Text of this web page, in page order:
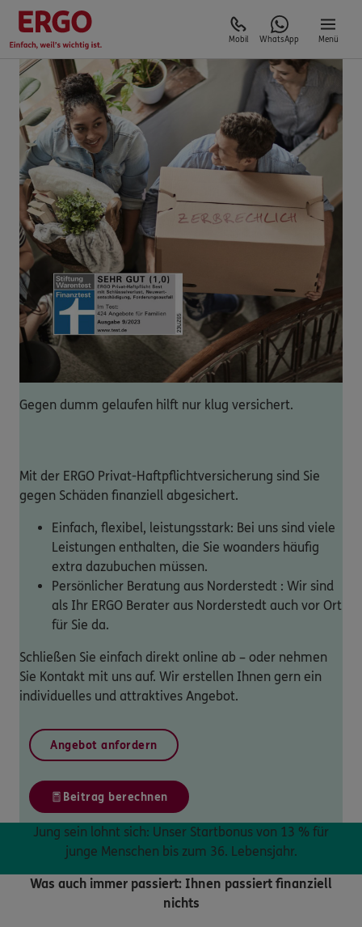
Mobil WhatsApp Menü
Gegen dumm gelaufen hilft nur klug versichert.
Mit der ERGO Privat-Haftpflichtversicherung sind Sie
gegen Schäden finanziell abgesichert.
Einfach, flexibel, leistungsstark: Bei uns sind viele
Leistungen enthalten, die Sie woanders häufig
extra dazubuchen müssen.
Persönlicher Beratung aus Norderstedt : Wir sind
als Ihr ERGO Berater aus Norderstedt auch vor Ort
für Sie da.
Schließen Sie einfach direkt online ab – oder nehmen
Sie Kontakt mit uns auf. Wir erstellen Ihnen gern ein
individuelles und attraktives Angebot.
Angebot anfordern
Beitrag berechnen
Jung sein lohnt sich: Unser Startbonus von 13 % für
junge Menschen bis zum 36. Lebensjahr.
Was auch immer passiert: Ihnen passiert finanziell
nichts